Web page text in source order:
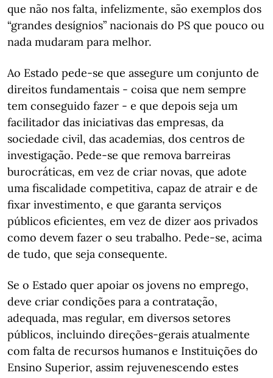
que não nos falta, infelizmente, são exemplos dos
“grandes desígnios” nacionais do PS que pouco ou
nada mudaram para melhor.
Ao Estado pede-se que assegure um conjunto de
direitos fundamentais - coisa que nem sempre
tem conseguido fazer - e que depois seja um
facilitador das iniciativas das empresas, da
sociedade civil, das academias, dos centros de
investigação. Pede-se que remova barreiras
burocráticas, em vez de criar novas, que adote
uma fiscalidade competitiva, capaz de atrair e de
fixar investimento, e que garanta serviços
públicos eficientes, em vez de dizer aos privados
como devem fazer o seu trabalho. Pede-se, acima
de tudo, que seja consequente.
Se o Estado quer apoiar os jovens no emprego,
deve criar condições para a contratação,
adequada, mas regular, em diversos setores
públicos, incluindo direções-gerais atualmente
com falta de recursos humanos e Instituições do
Ensino Superior, assim rejuvenescendo estes